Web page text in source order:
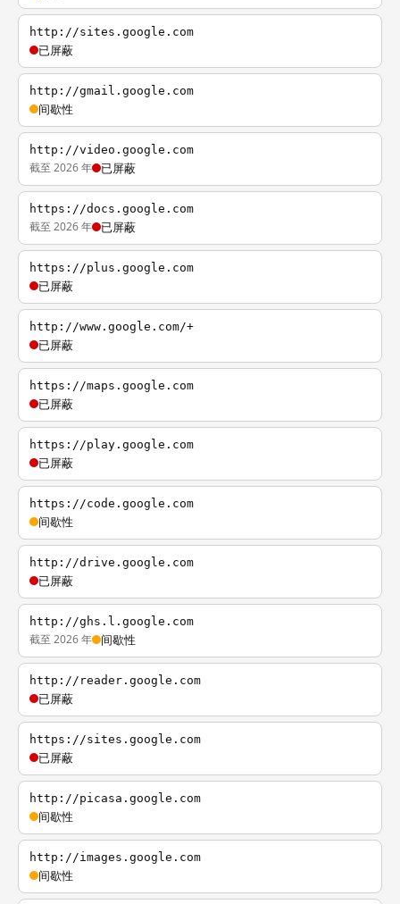
http://sites.google.com
已屏蔽
http://gmail.google.com
间歇性
http://video.google.com
截至 2026 年 已屏蔽
https://docs.google.com
截至 2026 年 已屏蔽
https://plus.google.com
已屏蔽
http://www.google.com/+
已屏蔽
https://maps.google.com
已屏蔽
https://play.google.com
已屏蔽
https://code.google.com
间歇性
http://drive.google.com
已屏蔽
http://ghs.l.google.com
截至 2026 年 间歇性
http://reader.google.com
已屏蔽
https://sites.google.com
已屏蔽
http://picasa.google.com
间歇性
http://images.google.com
间歇性